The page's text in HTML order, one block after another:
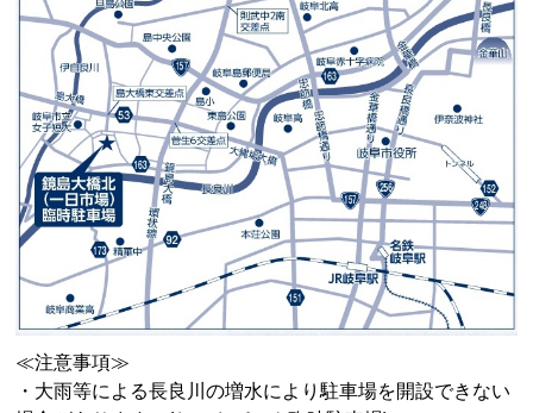
≪注意事項≫
・大雨等による長良川の増水により駐車場を開設できない